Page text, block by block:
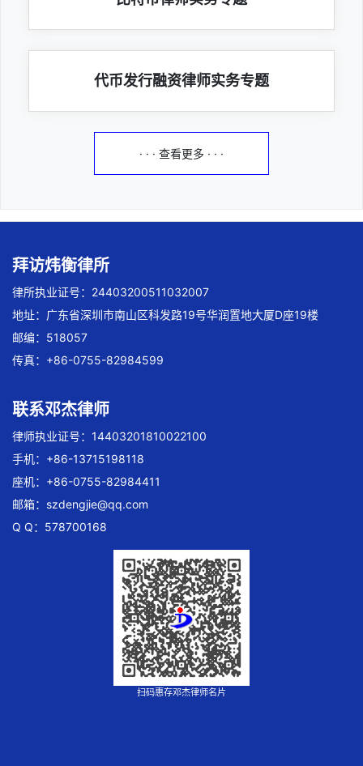
代币发行融资律师实务专题
· · · 查看更多 · · ·
拜访炜衡律所
律所执业证号：24403200511032007
地址：广东省深圳市南山区科发路19号华润置地大厦D座19楼
邮编：518057
传真：+86-0755-82984599
联系邓杰律师
律师执业证号：14403201810022100
手机：+86-13715198118
座机：+86-0755-82984411
邮箱： szdengjie@qq.com
Q Q：578700168
扫码惠存邓杰律师名片